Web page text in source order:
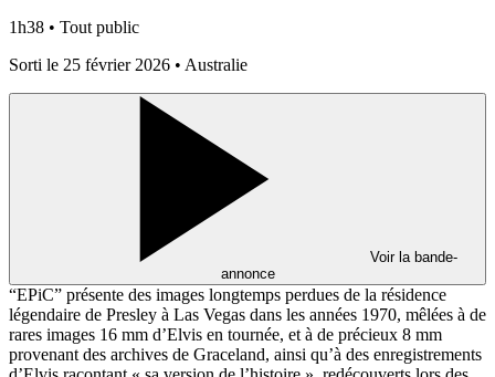
1h38 • Tout public
Sorti le 25 février 2026 • Australie
Voir la bande-
annonce
“EPiC” présente des images longtemps perdues de la résidence
légendaire de Presley à Las Vegas dans les années 1970, mêlées à de
rares images 16 mm d’Elvis en tournée, et à de précieux 8 mm
provenant des archives de Graceland, ainsi qu’à des enregistrements